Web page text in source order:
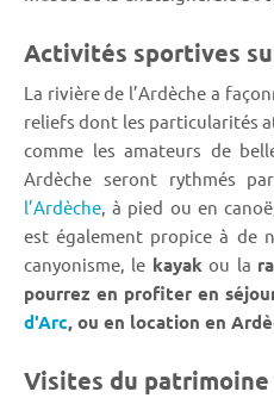
Activités sportives
La rivière de l’Ardèche a
reliefs dont les particularités
comme les amateurs de
Ardèche seront rythmés
l’Ardèche, à pied ou en
est également propice à de
canyonisme, le kayak ou la
pourrez en profiter en
d'Arc, ou en location en
Visites du patrimoine